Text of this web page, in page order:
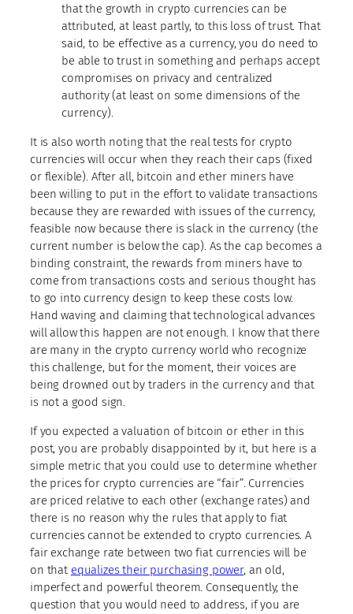
that the growth in crypto currencies can be
attributed, at least partly, to this loss of trust. That
said, to be effective as a currency, you do need to
be able to trust in something and perhaps accept
compromises on privacy and centralized
authority (at least on some dimensions of the
currency).
It is also worth noting that the real tests for crypto
currencies will occur when they reach their caps (fixed
or flexible). After all, bitcoin and ether miners have
been willing to put in the effort to validate transactions
because they are rewarded with issues of the currency,
feasible now because there is slack in the currency (the
current number is below the cap). As the cap becomes a
binding constraint, the rewards from miners have to
come from transactions costs and serious thought has
to go into currency design to keep these costs low.
Hand waving and claiming that technological advances
will allow this happen are not enough. I know that there
are many in the crypto currency world who recognize
this challenge, but for the moment, their voices are
being drowned out by traders in the currency and that
is not a good sign.
If you expected a valuation of bitcoin or ether in this
post, you are probably disappointed by it, but here is a
simple metric that you could use to determine whether
the prices for crypto currencies are “fair”. Currencies
are priced relative to each other (exchange rates) and
there is no reason why the rules that apply to fiat
currencies cannot be extended to crypto currencies. A
fair exchange rate between two fiat currencies will be
on that equalizes their purchasing power, an old,
imperfect and powerful theorem. Consequently, the
question that you would need to address, if you are